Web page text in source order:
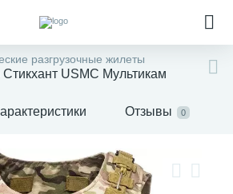
разгрузочные жилеты
Стикхант USMC Мультикам
Отзывы 0